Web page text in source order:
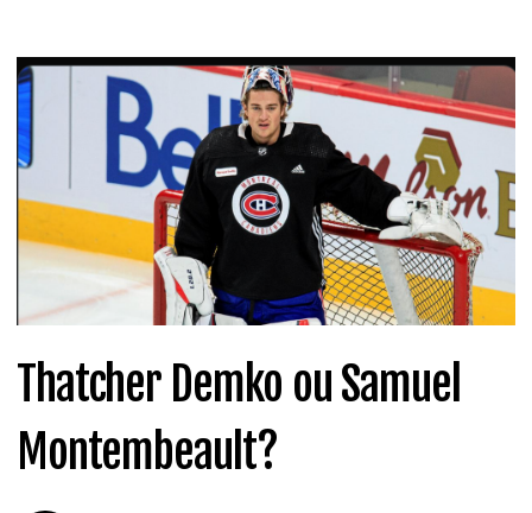
Thatcher Demko ou Samuel
Montembeault?